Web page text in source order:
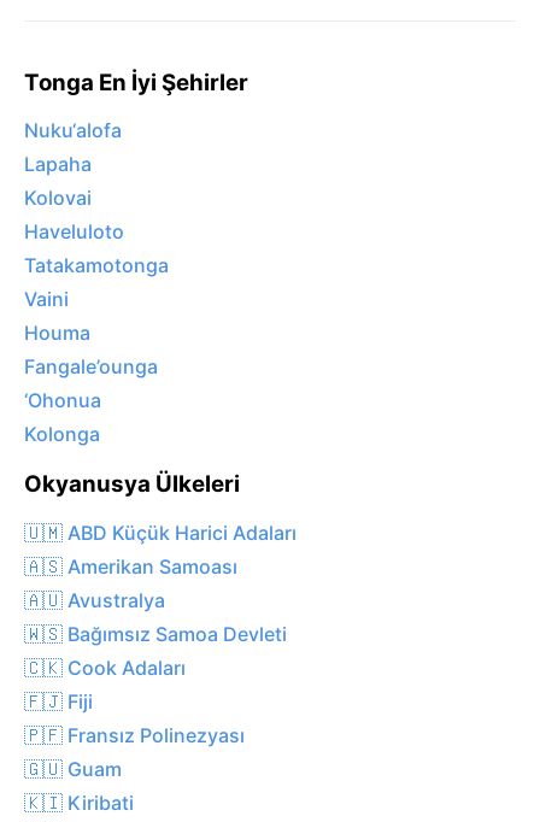
Tonga En İyi Şehirler
Nuku‘alofa
Lapaha
Kolovai
Haveluloto
Tatakamotonga
Vaini
Houma
Fangale’ounga
‘Ohonua
Kolonga
Okyanusya Ülkeleri
🇺🇲 ABD Küçük Harici Adaları
🇦🇸 Amerikan Samoası
🇦🇺 Avustralya
🇼🇸 Bağımsız Samoa Devleti
🇨🇰 Cook Adaları
🇫🇯 Fiji
🇵🇫 Fransız Polinezyası
🇬🇺 Guam
🇰🇮 Kiribati